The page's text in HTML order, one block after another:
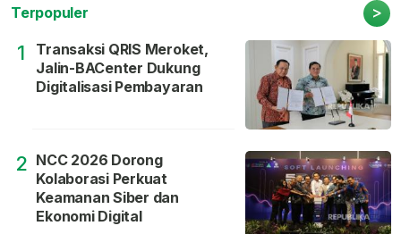
Terpopuler >
1
Transaksi QRIS Meroket,
Jalin-BACenter Dukung
Digitalisasi Pembayaran
2 NCC 2026 Dorong
Kolaborasi Perkuat
Keamanan Siber dan
Ekonomi Digital